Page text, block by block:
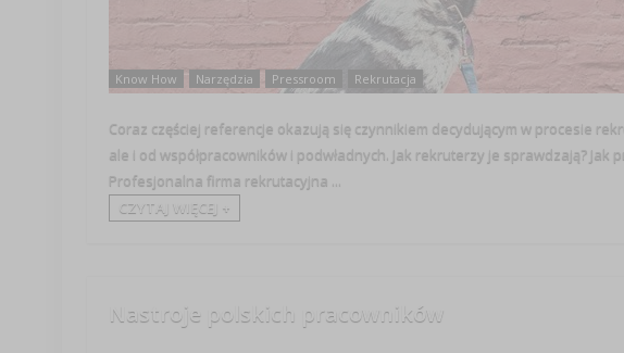
Know How Narzędzia Pressroom Rekrutacja
Coraz częściej referencje okazują się czynnikiem decydującym w procesie
ale i od współpracowników i podwładnych. Jak rekruterzy je sprawdzają?
Profesjonalna firma rekrutacyjna ...
CZYTAJ WIĘCEJ +
Nastroje polskich pracowników